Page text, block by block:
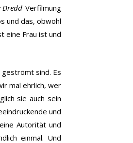
Dredd-Verfilmung
und das, obwohl
eine Frau ist und
geströmt sind. Es
mal ehrlich, wer
sie auch sein
und
Autorität und
einmal. Und